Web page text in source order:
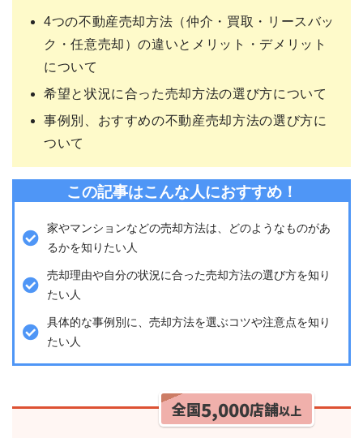
4つの不動産売却方法（仲介・買取・リースバッ
ク・任意売却）の違いとメリット・デメリット
について
希望と状況に合った売却方法の選び方について
事例別、おすすめの不動産売却方法の選び方に
ついて
この記事はこんな人におすすめ！
家やマンションなどの売却方法は、どのようなものがあ
るかを知りたい人
売却理由や自分の状況に合った売却方法の選び方を知り
たい人
具体的な事例別に、売却方法を選ぶコツや注意点を知り
たい人